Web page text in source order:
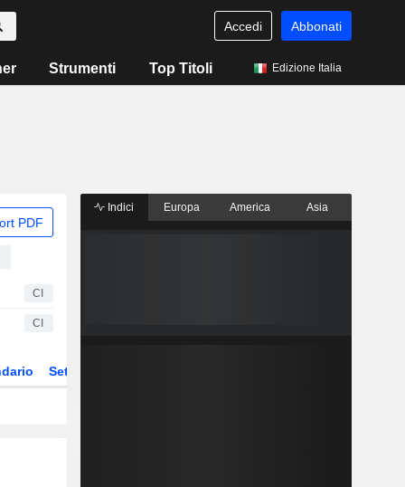
Accedi Abbonati
Strumenti Top Titoli Edizione Italia
PDF
CI
CI
Settore
Indici Europa America Asia